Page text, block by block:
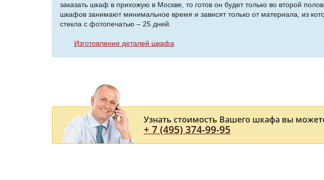
заказать шкаф в прихожую в Москве, то готов он будет только во второй
шкафов занимают минимальное время и зависят только от материала, из
стекла с фотопечатью – 25 дней.
Изготовление деталей шкафа
Узнать стоимость Вашего шкафа вы
+ 7 (495) 374-99-95